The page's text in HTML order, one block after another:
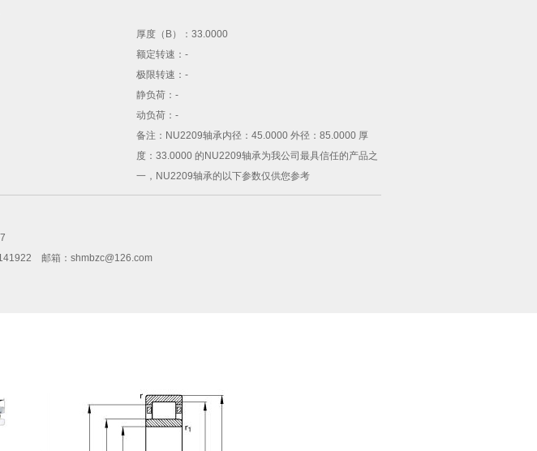
厚度（B）： 33.0000
额定转速： -
极限转速： -
静负荷： -
动负荷： -
备注： NU2209轴承内径：45.0000 外径：85.0000 厚
度：33.0000 的NU2209轴承为我公司最具信任的产品之
一，NU2209轴承的以下参数仅供您参考
邮箱：shmbzc@126.com